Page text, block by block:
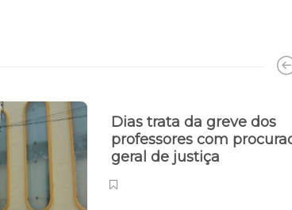
Dias trata da greve dos
professores com
geral de justiça